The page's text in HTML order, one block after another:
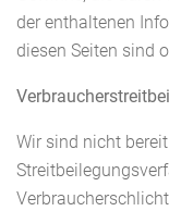
der enthaltenen
diesen Seiten sind
Wir sind nicht